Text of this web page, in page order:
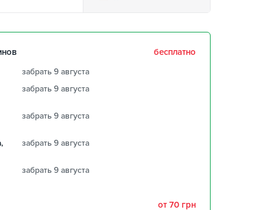
бесплатно
забрать 9 августа
забрать 9 августа
забрать 9 августа
забрать 9 августа
забрать 9 августа
от 70 грн